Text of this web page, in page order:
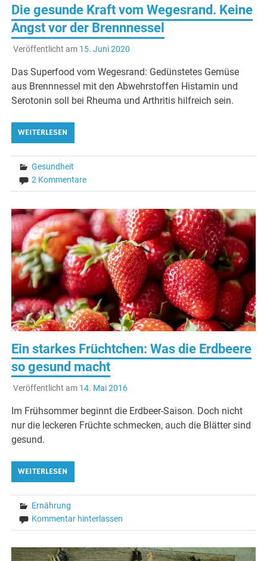
Die gesunde Kraft vom Wegesrand. Keine
Angst vor der Brennnessel
Veröffentlicht am 15. Juni 2020
Das Superfood vom Wegesrand: Gedünstetes Gemüse
aus Brennnessel mit den Abwehrstoffen Histamin und
Serotonin soll bei Rheuma und Arthritis hilfreich sein.
WEITERLESEN
Gesundheit
2 Kommentare
Ein starkes Früchtchen: Was die Erdbeere
so gesund macht
Veröffentlicht am 14. Mai 2016
Im Frühsommer beginnt die Erdbeer-Saison. Doch nicht
nur die leckeren Früchte schmecken, auch die Blätter sind
gesund.
WEITERLESEN
Ernährung
Kommentar hinterlassen